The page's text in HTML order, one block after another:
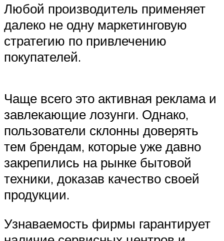
Любой производитель применяет
далеко не одну маркетинговую
стратегию по привлечению
покупателей.
Чаще всего это активная реклама и
завлекающие лозунги. Однако,
пользователи склонны доверять
тем брендам, которые уже давно
закрепились на рынке бытовой
техники, доказав качество своей
продукции.
Узнаваемость фирмы гарантирует